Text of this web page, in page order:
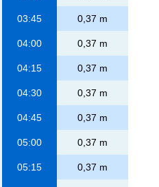
03:45 0,37 m
04:00 0,37 m
04:15 0,37 m
04:30 0,37 m
04:45 0,37 m
05:00 0,37 m
05:15 0,37 m